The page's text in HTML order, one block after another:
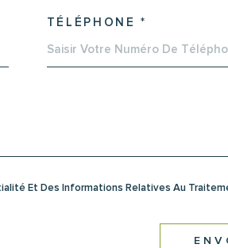
TÉLÉPHONE *
Et Des Informations Relatives Au